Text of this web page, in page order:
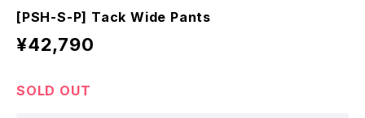
[PSH-S-P] Tack Wide Pants
¥42,790
SOLD OUT